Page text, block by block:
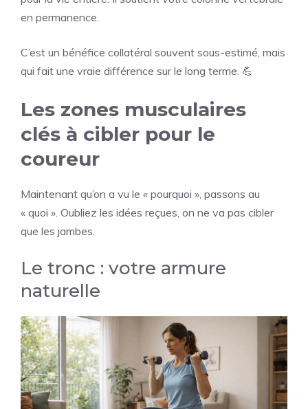
en permanence.
C’est un bénéfice collatéral souvent sous-estimé, mais
qui fait une vraie différence sur le long terme. 💪
Les zones musculaires
clés à cibler pour le
coureur
Maintenant qu’on a vu le « pourquoi », passons au
« quoi ». Oubliez les idées reçues, on ne va pas cibler
que les jambes.
Le tronc : votre armure
naturelle